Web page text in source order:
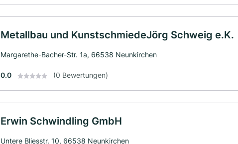
Metallbau und KunstschmiedeJörg Schweig e.K.
Margarethe-Bacher-Str. 1a, 66538 Neunkirchen
0.0 (0 Bewertungen)
Erwin Schwindling GmbH
Untere Bliesstr. 10, 66538 Neunkirchen